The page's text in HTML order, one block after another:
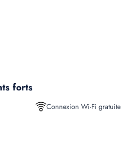
forts
Connexion Wi-Fi gratuite